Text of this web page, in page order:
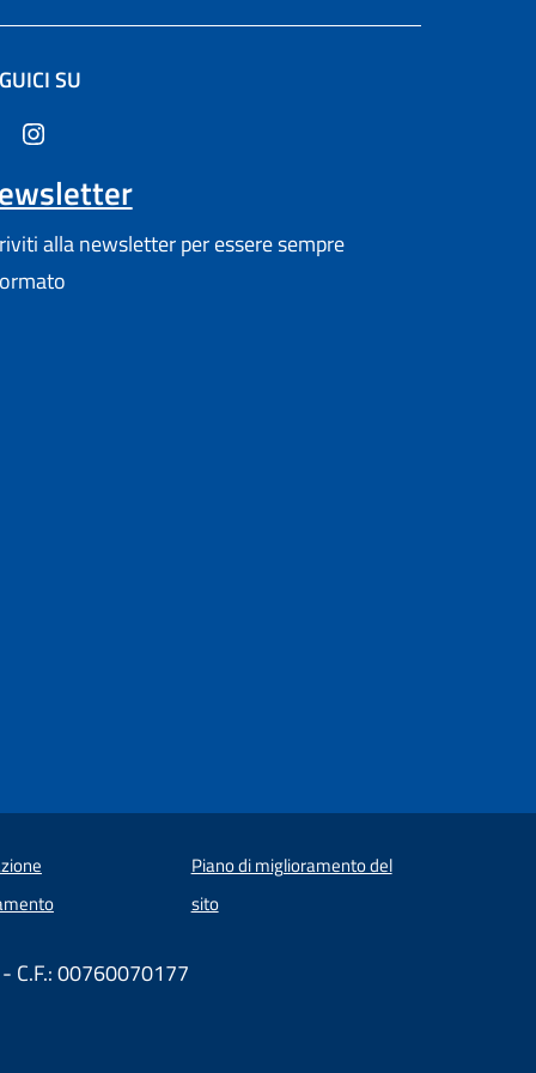
scheda).
SU
alla newsletter per essere sempre
Piano di miglioramento del
sito
C.F.: 00760070177